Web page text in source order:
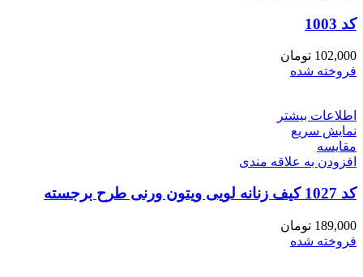
کد 1003
102,000 تومان
فروخته شده
اطلاعات بیشتر
نمایش سریع
مقايسه
افزودن به علاقه مندی
کد 1027 کیف زنانه لویی ویتون ورنی طرح برجسته
189,000 تومان
فروخته شده